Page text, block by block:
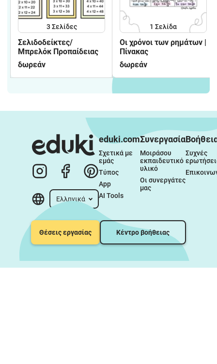
3 Σελίδες
Σελιδοδείκτες/
Μπρελόκ Προπαίδειας
δωρεάν
1 Σελίδα
Οι χρόνοι των ρημάτων |
Πίνακας
δωρεάν
Ελληνικά
eduki.com
Σχετικά με
εμάς
Τύπος
App
AI Tools
Συνεργασία
Μοιράσου
εκπαιδευτικό
υλικό
Οι συνεργάτες
μας
Συχνές
Θέσεις εργασίας Κέντρο βοήθειας